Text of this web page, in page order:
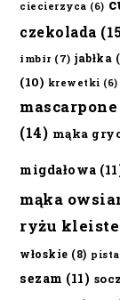
ciecierzyca (6)
czekolada
imbir (7) jabłka
(10) krewetki (6)
mascarpone
(14) mąka
migdałowa
mąka
ryżu
włoskie (8)
sezam (11)